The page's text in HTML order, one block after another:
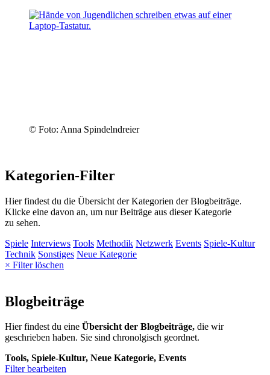
© Foto: Anna Spindelndreier
Kategorien-Filter
Hier findest du die Übersicht der Kategorien der Blogbeiträge.
Klicke eine davon an, um nur Beiträge aus dieser Kategorie
zu sehen.
Spiele Interviews Tools Methodik Netzwerk Events Spiele-Kultur
Technik Sonstiges Neue Kategorie
× Filter löschen
Blogbeiträge
Hier findest du eine Übersicht der Blogbeiträge, die wir
geschrieben haben. Sie sind chronolgisch geordnet.
Tools, Spiele-Kultur, Neue Kategorie, Events
Filter bearbeiten